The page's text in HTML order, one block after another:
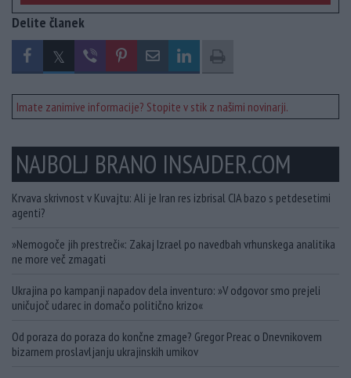
Delite članek
Imate zanimive informacije? Stopite v stik z našimi novinarji.
NAJBOLJ BRANO INSAJDER.COM
Krvava skrivnost v Kuvajtu: Ali je Iran res izbrisal CIA bazo s petdesetimi
agenti?
»Nemogoče jih prestreči«: Zakaj Izrael po navedbah vrhunskega analitika
ne more več zmagati
Ukrajina po kampanji napadov dela inventuro: »V odgovor smo prejeli
uničujoč udarec in domačo politično krizo«
Od poraza do poraza do končne zmage? Gregor Preac o Dnevnikovem
bizarnem proslavljanju ukrajinskih umikov